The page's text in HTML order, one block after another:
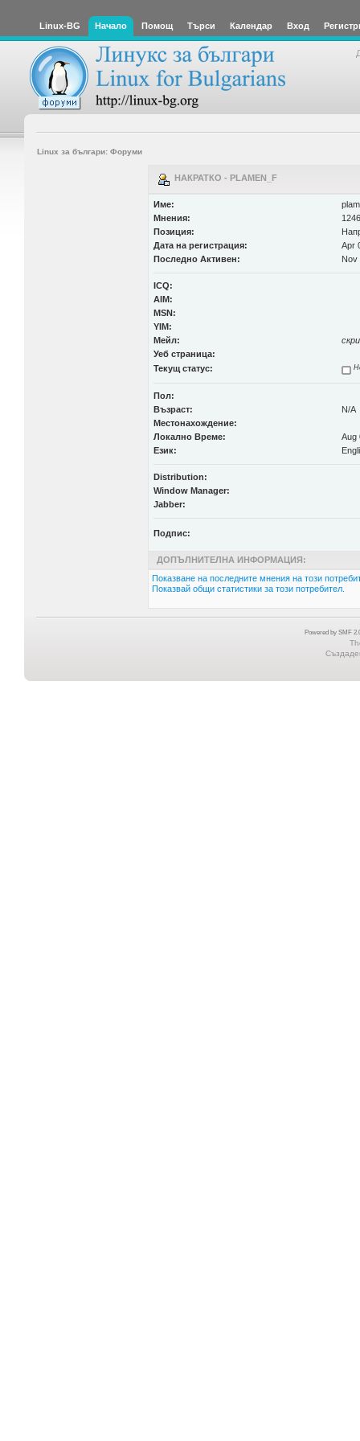
Linux-BG Начало Помощ Търси Календар Вход
Linux за българи: Форуми
НАКРАТКО - PLAMEN_F
Име:
Мнения:
Позиция:
Дата на регистрация:
Apr
Последно Активен:
Nov
ICQ:
AIM:
MSN:
YIM:
Мейл:
Уеб страница:
Текущ статус:
Пол:
Възраст:
N/A
Местонахождение:
Локално Време:
Aug
Език:
Distribution:
Window Manager:
Jabber:
Подпис:
ДОПЪЛНИТЕЛНА ИНФОРМАЦИЯ:
Показване на последните мнения на този
Показвай общи статистики за този потребител.
Powered by SMF